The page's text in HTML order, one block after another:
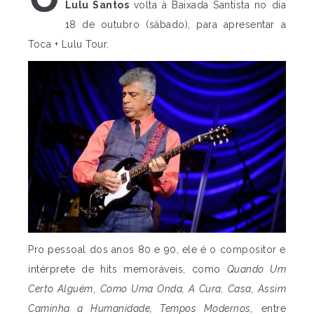
Lulu Santos volta à Baixada Santista no dia
18 de outubro (sábado), para apresentar a
Toca + Lulu Tour.
Pro pessoal dos anos 80 e 90, ele é o compositor e
intérprete de hits memoráveis, como Quando Um
Certo Alguém
Como Uma Onda, A Cura, Casa, Assim
Caminha a Humanidade, Tempos Modernos,
entre